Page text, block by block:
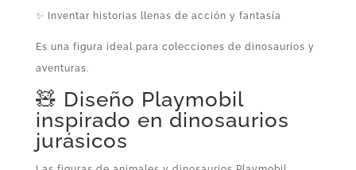
✨ Inventar historias llenas de acción y fantasía
Es una figura ideal para colecciones de dinosaurios y
aventuras.
🧸 Diseño Playmobil
inspirado en dinosaurios
jurásicos